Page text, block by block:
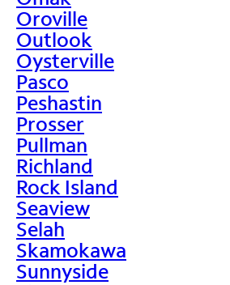
Oroville
Outlook
Oysterville
Pasco
Peshastin
Prosser
Pullman
Richland
Rock Island
Seaview
Selah
Skamokawa
Sunnyside